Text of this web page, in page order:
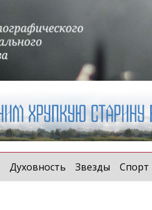
Духовность Звезды Спорт